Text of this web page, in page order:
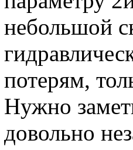
небольшой
потерям,
Нужно
довольно